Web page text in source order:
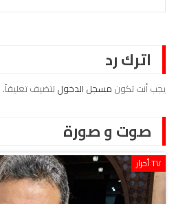
اترك رد
يجب أنت تكون مسجل الدخول لتضيف تعليقاً.
صوت و صورة
TV أحرار